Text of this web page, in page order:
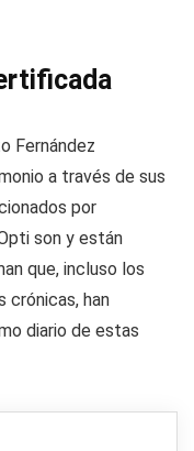
Fernández
a través de sus
por
son y están
que, incluso los
crónicas, han
diario de estas